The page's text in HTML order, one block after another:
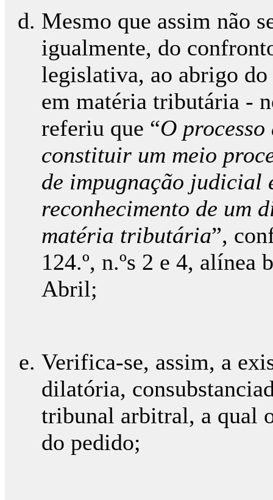
Mesmo que assim não
igualmente, do
legislativa, ao abrigo
em matéria tributária -
referiu que “O
constituir um meio
de impugnação judicial
reconhecimento de um
matéria tributária”,
124.º, n.ºs 2 e 4, alínea
Abril;
Verifica-se, assim, a
dilatória,
tribunal arbitral, a qual
do pedido;